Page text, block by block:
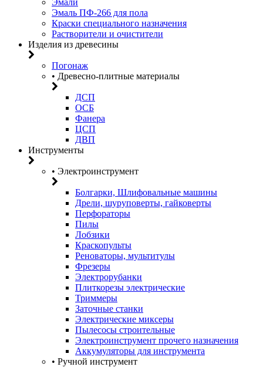
Эмали
Эмаль ПФ-266 для пола
Краски специального назначения
Растворители и очистители
Изделия из древесины
Погонаж
• Древесно-плитные материалы
ДСП
ОСБ
Фанера
ЦСП
ДВП
Инструменты
• Электроинструмент
Болгарки, Шлифовальные машины
Дрели, шуруповерты, гайковерты
Перфораторы
Пилы
Лобзики
Краскопульты
Реноваторы, мультитулы
Фрезеры
Электрорубанки
Плиткорезы электрические
Триммеры
Заточные станки
Электрические миксеры
Пылесосы строительные
Электроинструмент прочего назначения
Аккумуляторы для инструмента
• Ручной инструмент